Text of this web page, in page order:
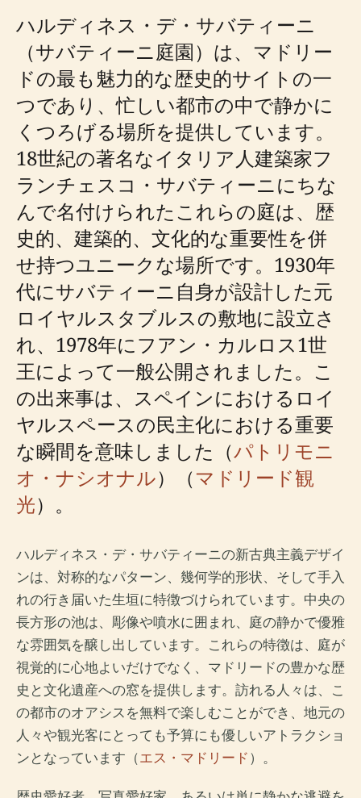
ハルディネス・デ・サバティーニ
（サバティーニ庭園）は、マドリー
ドの最も魅力的な歴史的サイトの一
つであり、忙しい都市の中で静かに
くつろげる場所を提供しています。
18世紀の著名なイタリア人建築家フ
ランチェスコ・サバティーニにちな
んで名付けられたこれらの庭は、歴
史的、建築的、文化的な重要性を併
せ持つユニークな場所です。1930年
代にサバティーニ自身が設計した元
ロイヤルスタブルスの敷地に設立さ
れ、1978年にフアン・カルロス1世
王によって一般公開されました。こ
の出来事は、スペインにおけるロイ
ヤルスペースの民主化における重要
な瞬間を意味しました（パトリモニ
オ・ナシオナル）（マドリード観
光）。
ハルディネス・デ・サバティーニの新古典主義デザイ
ンは、対称的なパターン、幾何学的形状、そして手入
れの行き届いた生垣に特徴づけられています。中央の
長方形の池は、彫像や噴水に囲まれ、庭の静かで優雅
な雰囲気を醸し出しています。これらの特徴は、庭が
視覚的に心地よいだけでなく、マドリードの豊かな歴
史と文化遺産への窓を提供します。訪れる人々は、こ
の都市のオアシスを無料で楽しむことができ、地元の
人々や観光客にとっても予算にも優しいアトラクショ
ンとなっています（エス・マドリード ）。